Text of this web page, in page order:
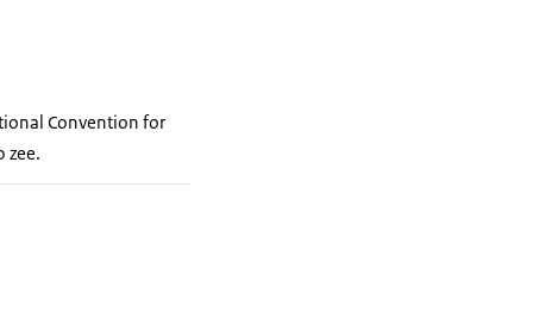
Convention for
zee.